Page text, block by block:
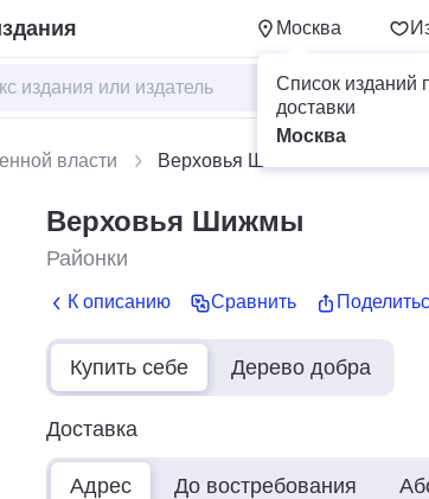
Москва
Список изданий
доставки
Москва
власти Верховья Шижмы
Верховья Шижмы
Районки
К описанию Сравнить
Купить себе Дерево добра
Доставка
Адрес До востребования